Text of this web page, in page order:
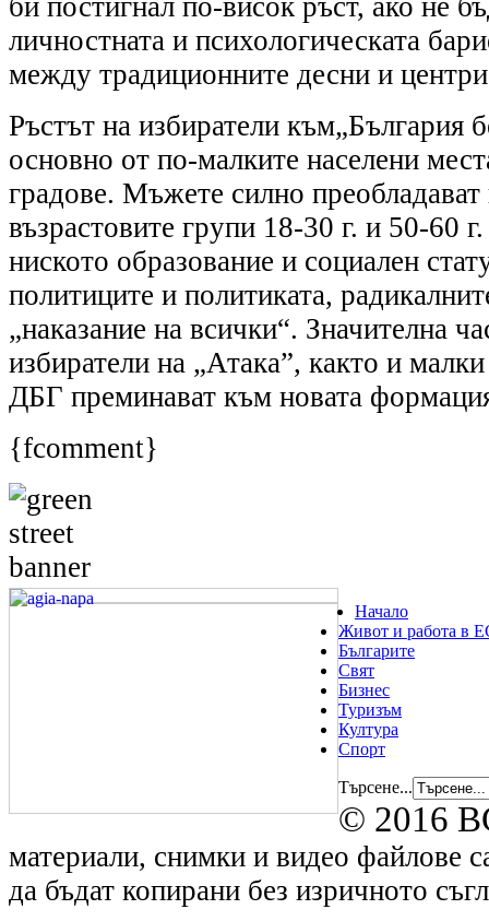
личностната и психологическата
между традиционните десни и
Ръстът на избиратели към„България
основно от по-малките населени
градове. Мъжете силно
възрастовите групи 18-30 г. и 50-60
ниското образование и социален
политиците и политиката,
„наказание на всички“. Значителна
избиратели на „Атака”, както и
ДБГ преминават към новата
{fcomment}
Начало
Живот и работа в
Българите
Свят
Бизнес
Туризъм
Култура
Спорт
Търсене...
© 2016
материали, снимки и видео файлове
да бъдат копирани без изричното